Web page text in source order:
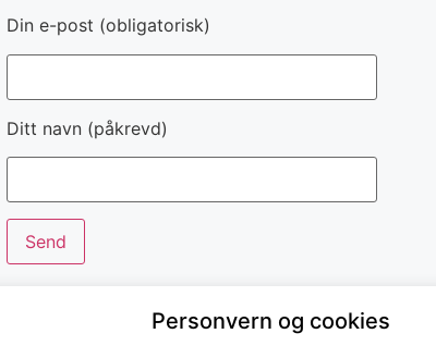
Din e-post (obligatorisk)
Ditt navn (påkrevd)
Personvern og cookies